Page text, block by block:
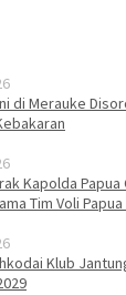
di Merauke
Kapolda
Tim Voli
Klub